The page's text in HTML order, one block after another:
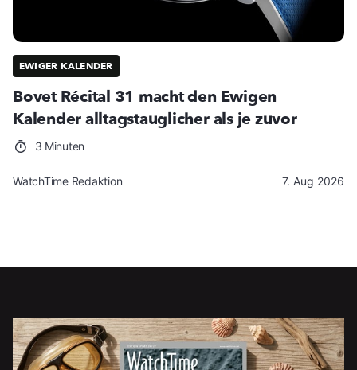
EWIGER KALENDER
Bovet Récital 31 macht den Ewigen
Kalender alltagstauglicher als je zuvor
3 Minuten
WatchTime Redaktion 7. Aug 2026